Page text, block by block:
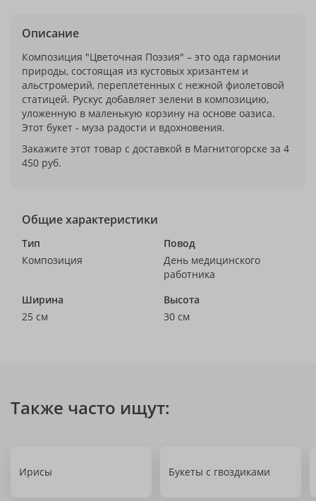
Описание
Композиция "Цветочная Поэзия" – это ода гармонии
природы, состоящая из кустовых хризантем и
альстромерий, переплетенных с нежной фиолетовой
статицей. Рускус добавляет зелени в композицию,
уложенную в маленькую корзину на основе оазиса.
Этот букет - муза радости и вдохновения.
Закажите этот товар с доставкой в Магнитогорске за 4
450 руб.
Общие характеристики
Тип
Композиция
Повод
День медицинского
работника
Ширина
25 см
Высота
30 см
Также часто ищут:
Ирисы Букеты с гвоздиками